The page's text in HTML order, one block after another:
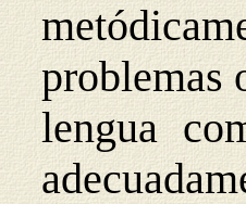
problemas
lengua